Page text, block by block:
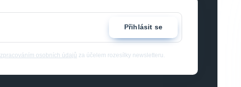
Přihlásit se
zpracováním osobních údajů za účelem rozesílky newsletteru.